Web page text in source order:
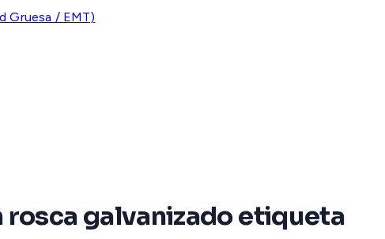
Gruesa / EMT)
rosca galvanizado etiqueta